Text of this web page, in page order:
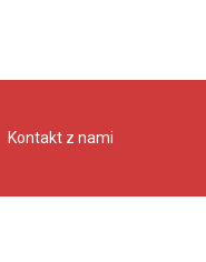
Kontakt z nami